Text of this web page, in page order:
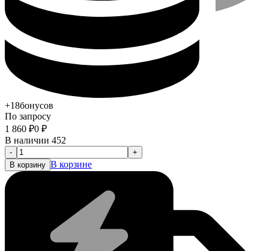
+18бонусов
По запросу
1 860 ₽0 ₽
В наличии 452
-
+
В корзину В корзине